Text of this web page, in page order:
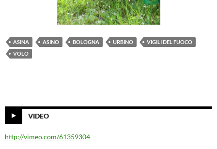
ASINA ASINO BOLOGNA URBINO
VIGILI DEL FUOCO
VOLO
VIDEO
http://vimeo.com/61359304